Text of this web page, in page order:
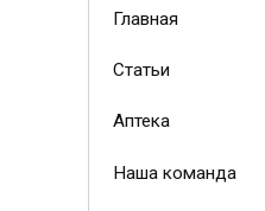
Главная
Статьи
Аптека
Наша команда